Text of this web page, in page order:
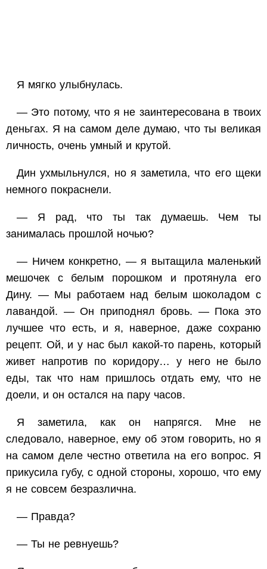
Я мягко улыбнулась.
— Это потому, что я не заинтересована в твоих
деньгах. Я на самом деле думаю, что ты великая
личность, очень умный и крутой.
Дин ухмыльнулся, но я заметила, что его щеки
немного покраснели.
— Я рад, что ты так думаешь. Чем ты
занималась прошлой ночью?
— Ничем конкретно, — я вытащила маленький
мешочек с белым порошком и протянула его
Дину. — Мы работаем над белым шоколадом с
лавандой. — Он приподнял бровь. — Пока это
лучшее что есть, и я, наверное, даже сохраню
рецепт. Ой, и у нас был какой-то парень, который
живет напротив по коридору… у него не было
еды, так что нам пришлось отдать ему, что не
доели, и он остался на пару часов.
Я заметила, как он напрягся. Мне не
следовало, наверное, ему об этом говорить, но я
на самом деле честно ответила на его вопрос. Я
прикусила губу, с одной стороны, хорошо, что ему
я не совсем безразлична.
— Правда?
— Ты не ревнуешь?